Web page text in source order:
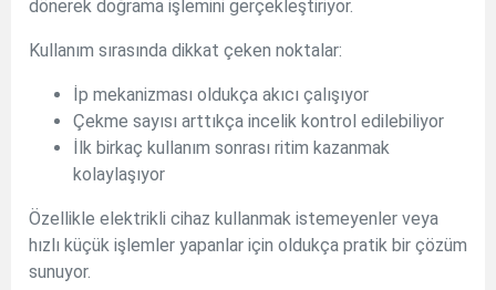
dönerek doğrama işlemini gerçekleştiriyor.
Kullanım sırasında dikkat çeken noktalar:
İp mekanizması oldukça akıcı çalışıyor
Çekme sayısı arttıkça incelik kontrol edilebiliyor
İlk birkaç kullanım sonrası ritim kazanmak
kolaylaşıyor
Özellikle elektrikli cihaz kullanmak istemeyenler veya
hızlı küçük işlemler yapanlar için oldukça pratik bir çözüm
sunuyor.